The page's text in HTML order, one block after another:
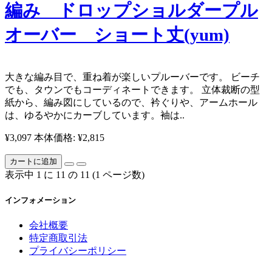
編み ドロップショルダープル
オーバー ショート丈(yum)
​大きな編み目で、重ね着が楽しいプルーバーです。 ビーチ
でも、タウンでもコーディネートできます。 立体裁断の型
紙から、編み図にしているので、衿ぐりや、アームホール
は、ゆるやかにカーブしています。袖は..
¥3,097 本体価格: ¥2,815
カートに追加
表示中 1 に 11 の 11 (1 ページ数)
インフォメーション
会社概要
特定商取引法
プライバシーポリシー